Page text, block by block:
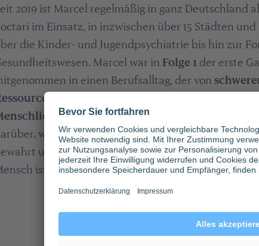
2019 ist Marcel regelmäßig in ganz Deutschland
im Einsatz, in inzwischen über 15 Städten
die Kinder- und Jugendpsychiatrie bis hin zur
Marcel war in Folge 1 der erste
in einen Berufsalltag, der von
geprägt ist,
die man sonst selten zu Gesicht
wie nah ihm manche Schicksale gehen,
und weshalb es für in so wichtig ist, dass
ist und keine "Diagnose auf Zimmer 7".